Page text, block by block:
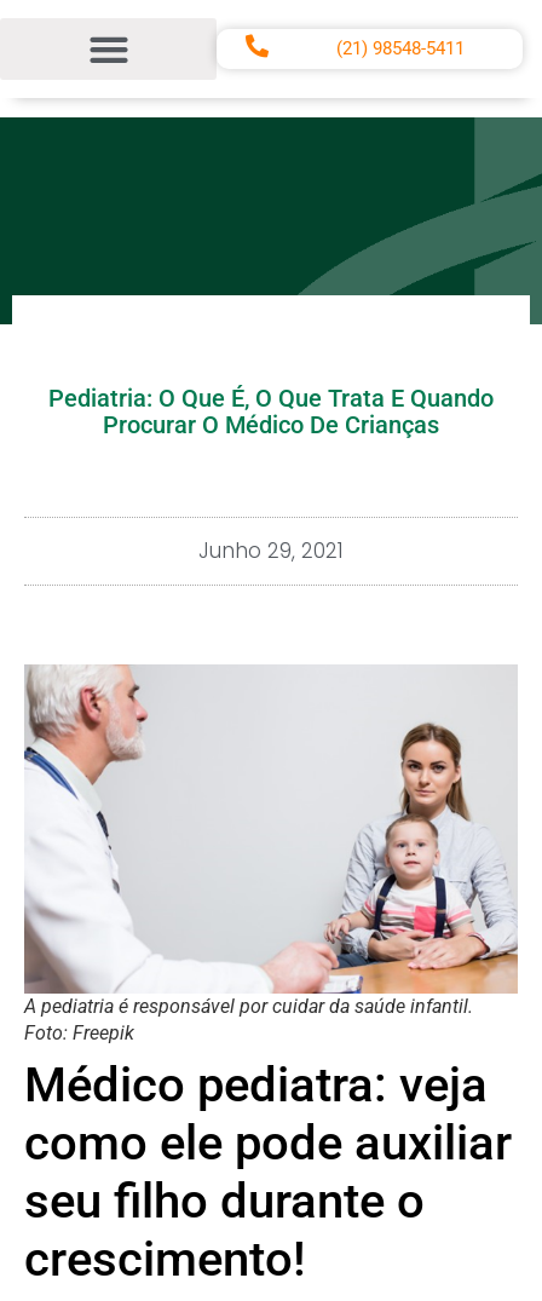
(21) 98548-5411
Pediatria: O Que É, O Que Trata E Quando
Procurar O Médico De Crianças
Junho 29, 2021
A pediatria é responsável por cuidar da saúde infantil.
Foto: Freepik
Médico pediatra: veja
como ele pode auxiliar
seu filho durante o
crescimento!